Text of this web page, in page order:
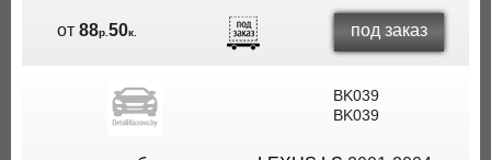
от88р.50к. под заказ
BK039
BK039